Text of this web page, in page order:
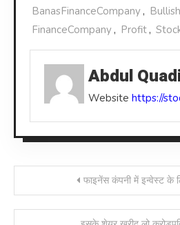
BanasFinanceCompany , Bullish
FinanceCompany , Profit ,
Abdul
Website https://
navigation
फाइनेंस कंपनी में इन्वेस्ट के